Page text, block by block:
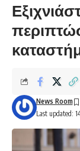
Last updated:
News Room